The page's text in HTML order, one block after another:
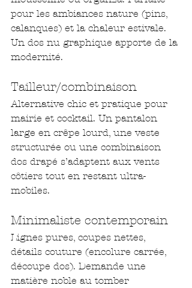
pour les ambiances nature (pins,
calanques) et la chaleur estivale.
Un dos nu graphique apporte de la
modernité.
Tailleur/combinaison
Alternative chic et pratique pour
mairie et cocktail. Un pantalon
large en crêpe lourd, une veste
structurée ou une combinaison
dos drapé s’adaptent aux vents
côtiers tout en restant ultra-
mobiles.
Minimaliste contemporain
Lignes pures, coupes nettes,
détails couture (encolure carrée,
découpe dos). Demande une
matière noble au tomber